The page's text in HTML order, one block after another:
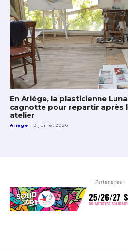
En Ariège, la plasticienne
cagnotte pour repartir après
atelier
Ariège 13 juillet 2026
- Partenaires -